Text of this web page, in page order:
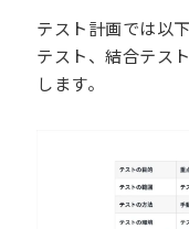
テスト計画では以
テスト、結合テス
します。